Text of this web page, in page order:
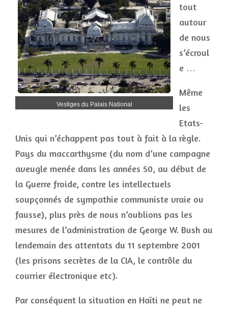
Vestiges du Palais National
tout
autour
de nous
s’écroul
e …
Même
les
Etats-
Unis qui n’échappent pas tout à fait à la règle.
Pays du maccarthysme (du nom d’une campagne
aveugle menée dans les années 50, au début de
la Guerre froide, contre les intellectuels
soupçonnés de sympathie communiste vraie ou
fausse), plus près de nous n’oublions pas les
mesures de l’administration de George W. Bush au
lendemain des attentats du 11 septembre 2001
(les prisons secrètes de la CIA, le contrôle du
courrier électronique etc).
Par conséquent la situation en Haïti ne peut ne